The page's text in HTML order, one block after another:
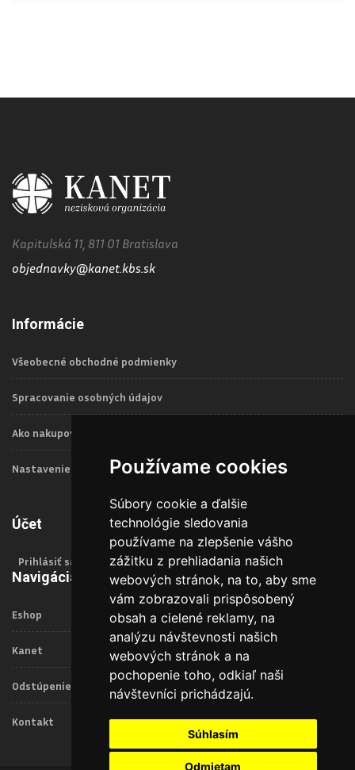
Používame cookies
Súbory cookie a ďalšie
technológie sledovania
používame na zlepšenie vášho
zážitku z prehliadania našich
webových stránok, na to, aby sme
vám zobrazovali prispôsobený
obsah a cielené reklamy, na
analýzu návštevnosti našich
webových stránok a na
pochopenie toho, odkiaľ naši
návštevníci prichádzajú.
Súhlasím
Odmietam
Kapitulská 11, 811 01 Bratislava
objednavky@kanet.kbs.sk
Informácie
Všeobecné obchodné podmienky
Spracovanie osobných údajov
Ako nakupovať
Nastavenie Cookies
Účet
Prihlásiť sa
Navigácia
Eshop
Kanet
Odstúpenie od zmluvy
Kontakt